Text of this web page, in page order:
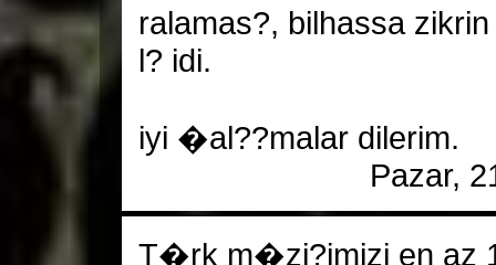
ralamas?, bilhassa
l? idi.
iyi �al??malar dilerim.
Pazar,
T�rk m�zi?imizi en az